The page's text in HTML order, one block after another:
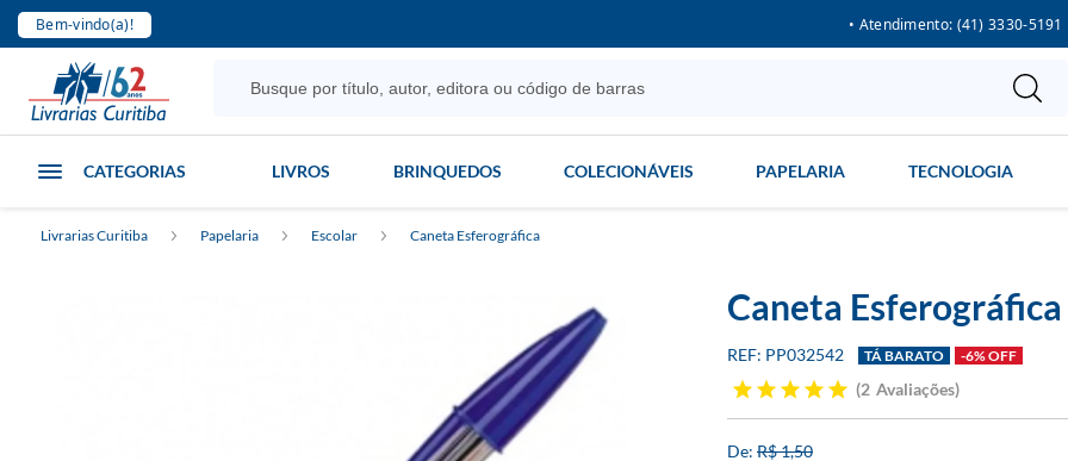
Bem-vindo(a)! • Atendimento: (41) 3330-5191
CATEGORIAS LIVROS BRINQUEDOS COLECIONÁVEIS PAPELARIA TECNOLOGIA
Livrarias Curitiba Papelaria Escolar Caneta Esferográfica
Caneta
PP032542 TÁ BARATO -6% OFF
2 Avaliações
R$ 1,50